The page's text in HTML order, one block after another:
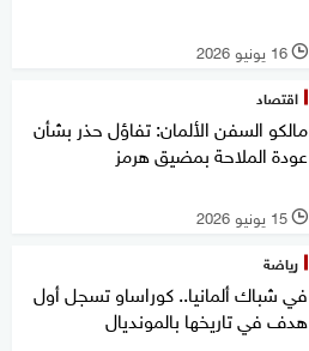
l 16 يونيو 2026
اقتصاد
مالكو السفن الألمان: تفاؤل حذر بشأن
عودة الملاحة بمضيق هرمز
l 15 يونيو 2026
رياضة
في شباك ألمانيا.. كوراساو تسجل أول
هدف في تاريخها بالمونديال